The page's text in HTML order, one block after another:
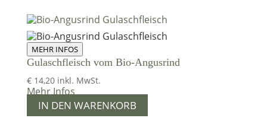
MEHR INFOS
Gulaschfleisch vom Bio-Angusrind
€14,20 inkl. MwSt.
Mehr Infos
IN DEN WARENKORB